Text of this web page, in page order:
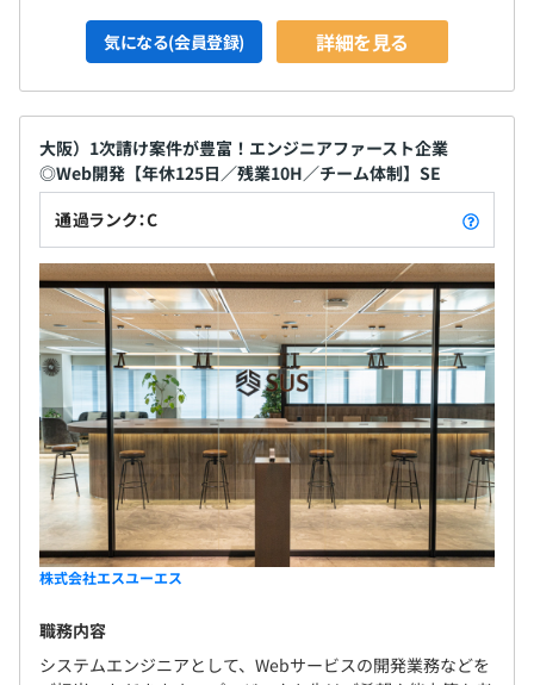
気になる(会員登録) 詳細を見る
大阪）1次請け案件が豊富！エンジニアファースト企業
◎Web開発【年休125日／残業10H／チーム体制】SE
通過ランク：C
株式会社エスユーエス
職務内容
システムエンジニアとして、Webサービスの開発業務などを